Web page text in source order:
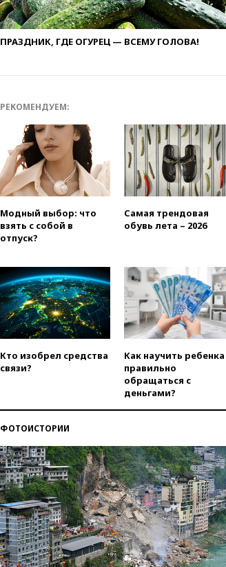
ПРАЗДНИК, ГДЕ ОГУРЕЦ — ВСЕМУ ГОЛОВА!
РЕКОМЕНДУЕМ:
Модный выбор: что
взять с собой в
отпуск?
Самая трендовая
обувь лета – 2026
Кто изобрел средства
связи?
Как научить ребенка
правильно
обращаться с
деньгами?
ФОТОИСТОРИИ